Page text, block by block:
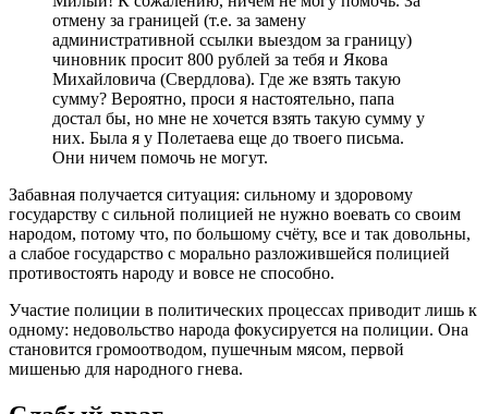
отмену за границей (т.е. за замену
административной ссылки выездом за границу)
чиновник просит 800 рублей за тебя и Якова
Михайловича (Свердлова). Где же взять такую
сумму? Вероятно, проси я настоятельно, папа
достал бы, но мне не хочется взять такую сумму у
них. Была я у Полетаева еще до твоего письма.
Они ничем помочь не могут.
Забавная получается ситуация: сильному и здоровому
государству с сильной полицией не нужно воевать со своим
народом, потому что, по большому счёту, все и так довольны,
а слабое государство с морально разложившейся полицией
противостоять народу и вовсе не способно.
Участие полиции в политических процессах приводит лишь к
одному: недовольство народа фокусируется на полиции. Она
становится громоотводом, пушечным мясом, первой
мишенью для народного гнева.